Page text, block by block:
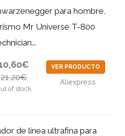
para hombre,
Mr Universe T-800
21,20€
of stock
VER PRODUCTO
Aliexpress
de línea ultrafina para